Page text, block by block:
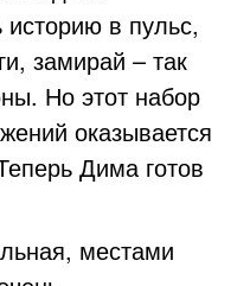
историю в пульс,
замирай – так
Но этот набор
оказывается
Дима готов
местами